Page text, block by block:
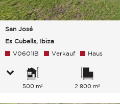
San José
Es Cubells, Ibiza
V0601IB Verkauf Haus
500 m² 2 800 m²